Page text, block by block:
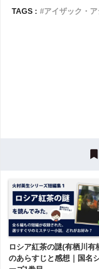
TAGS :
アイザック・
ロシア紅茶の謎(有栖川有
のあらすじと感想｜国名